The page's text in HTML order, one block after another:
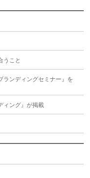
うこと
ランディングセミナー』を
ィング』が掲載